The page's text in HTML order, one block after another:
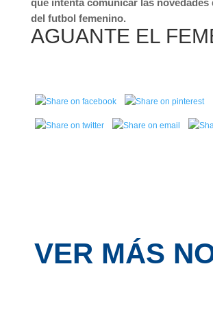
que intenta comunicar las novedades
del futbol femenino.
AGUANTE EL
VER MÁS